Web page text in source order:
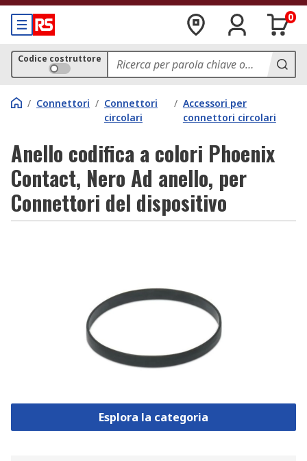
0
Codice costruttore
/ Connettori / Connettori
circolari
/ Accessori per
connettori circolari
Anello codifica a colori Phoenix
Contact, Nero Ad anello, per
Connettori del dispositivo
Esplora la categoria